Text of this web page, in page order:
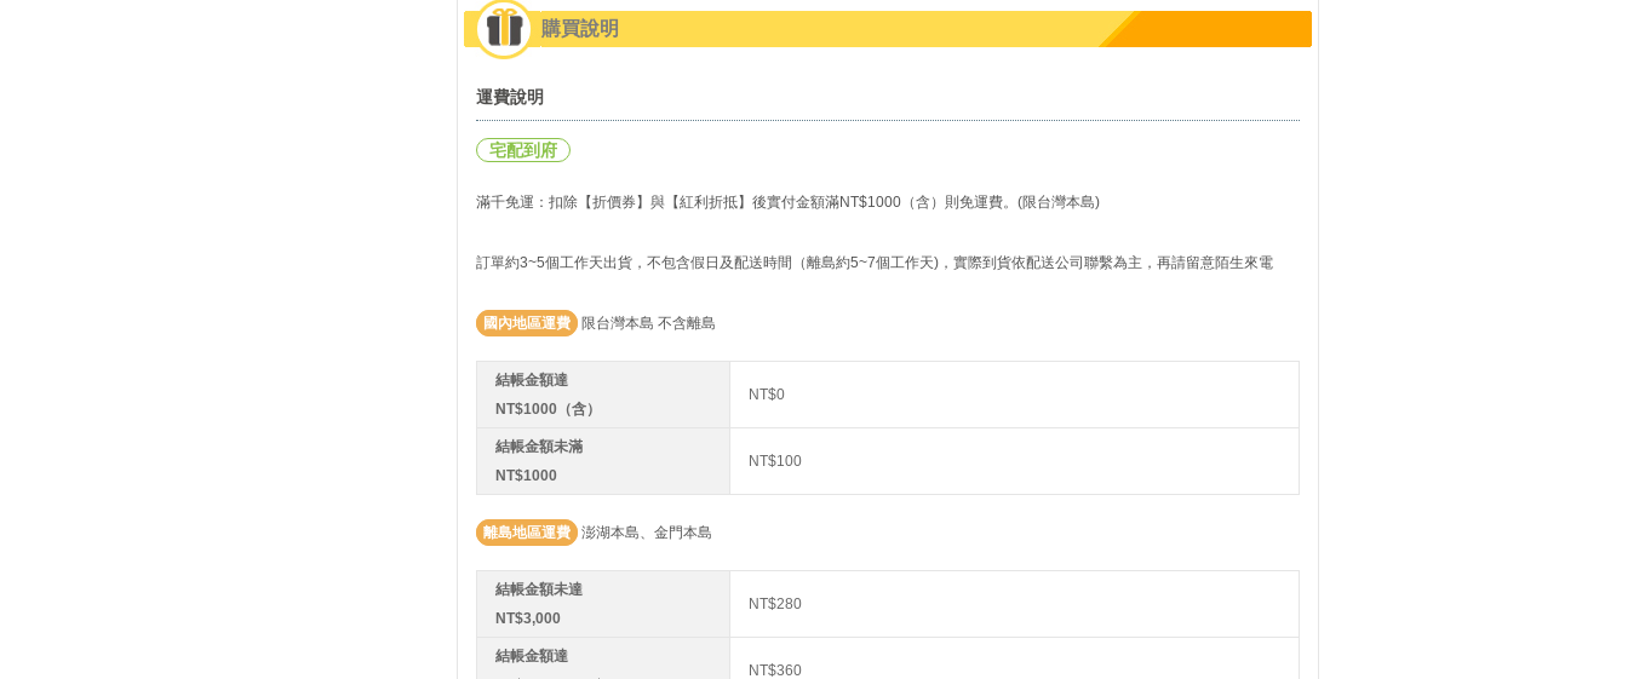
購買說明
運費說明
宅配到府
滿千免運：扣除【折價券】與【紅利折抵】後實付金額滿NT$1000（含）則免運費。(限台灣本島)
訂單約3~5個工作天出貨，不包含假日及配送時間（離島約5~7個工作天)，實際到貨依配送公司聯繫為主，再請留意陌生來電
國內地區運費 限台灣本島 不含離島
結帳金額達
NT$1000（含）
NT$0
結帳金額未滿
NT$1000
NT$100
離島地區運費 澎湖本島、金門本島
結帳金額未達
NT$3,000
NT$280
結帳金額達
NT$360